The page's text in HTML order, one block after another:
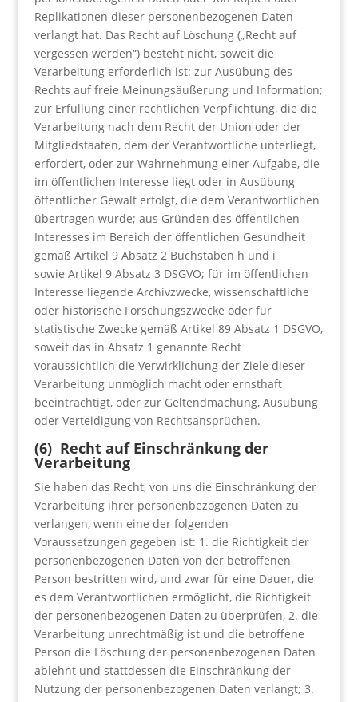
Replikationen dieser personenbezogenen Daten
verlangt hat. Das Recht auf Löschung („Recht auf
vergessen werden“) besteht nicht, soweit die
Verarbeitung erforderlich ist: zur Ausübung des
Rechts auf freie Meinungsäußerung und Information;
zur Erfüllung einer rechtlichen Verpflichtung, die die
Verarbeitung nach dem Recht der Union oder der
Mitgliedstaaten, dem der Verantwortliche unterliegt,
erfordert, oder zur Wahrnehmung einer Aufgabe, die
im öffentlichen Interesse liegt oder in Ausübung
öffentlicher Gewalt erfolgt, die dem Verantwortlichen
übertragen wurde; aus Gründen des öffentlichen
Interesses im Bereich der öffentlichen Gesundheit
gemäß Artikel 9 Absatz 2 Buchstaben h und i
sowie Artikel 9 Absatz 3 DSGVO; für im öffentlichen
Interesse liegende Archivzwecke, wissenschaftliche
oder historische Forschungszwecke oder für
statistische Zwecke gemäß Artikel 89 Absatz 1 DSGVO,
soweit das in Absatz 1 genannte Recht
voraussichtlich die Verwirklichung der Ziele dieser
Verarbeitung unmöglich macht oder ernsthaft
beeinträchtigt, oder zur Geltendmachung, Ausübung
oder Verteidigung von Rechtsansprüchen.
(6) Recht auf Einschränkung der
Verarbeitung
Sie haben das Recht, von uns die Einschränkung der
Verarbeitung ihrer personenbezogenen Daten zu
verlangen, wenn eine der folgenden
Voraussetzungen gegeben ist: 1. die Richtigkeit der
personenbezogenen Daten von der betroffenen
Person bestritten wird, und zwar für eine Dauer, die
es dem Verantwortlichen ermöglicht, die Richtigkeit
der personenbezogenen Daten zu überprüfen, 2. die
Verarbeitung unrechtmäßig ist und die betroffene
Person die Löschung der personenbezogenen Daten
ablehnt und stattdessen die Einschränkung der
Nutzung der personenbezogenen Daten verlangt; 3.